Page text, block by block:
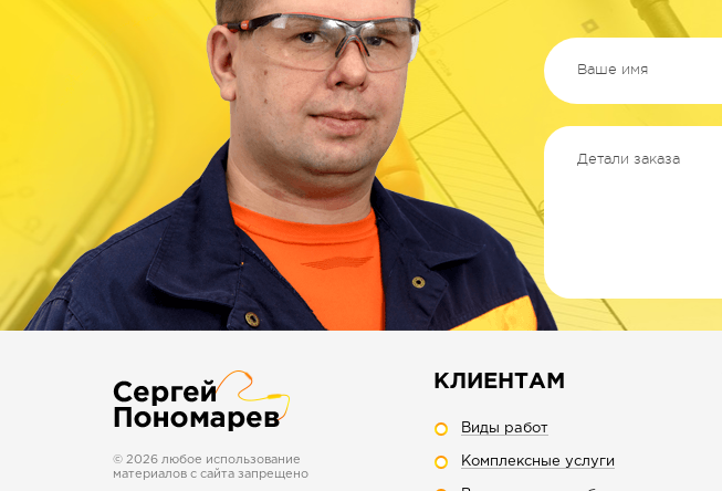
© 2026 любое использование
материалов с сайта запрещено
КЛИЕНТАМ
Виды работ
Комплексные услуги